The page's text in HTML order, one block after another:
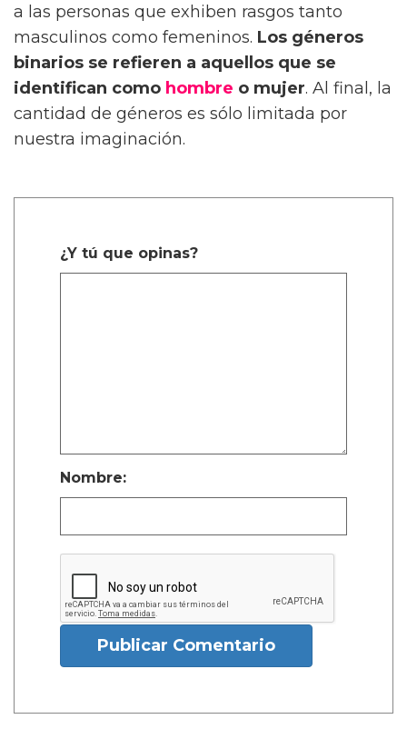
a las personas que exhiben rasgos tanto
masculinos como femeninos. Los géneros
binarios se refieren a aquellos que se
identifican como hombre o mujer. Al final, la
cantidad de géneros es sólo limitada por
nuestra imaginación.
¿Y tú que opinas?
Nombre:
Publicar Comentario